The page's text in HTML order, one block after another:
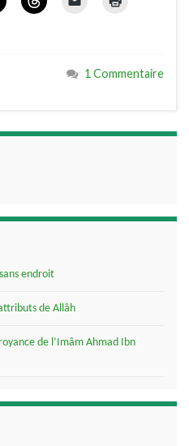
1 Commentaire
endroit
de Allâh
de l’Imâm Ahmad Ibn